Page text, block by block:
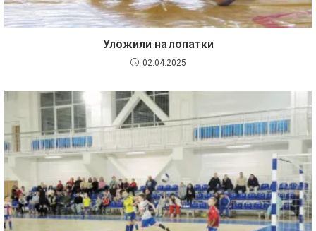
Уложили на лопатки
02.04.2025